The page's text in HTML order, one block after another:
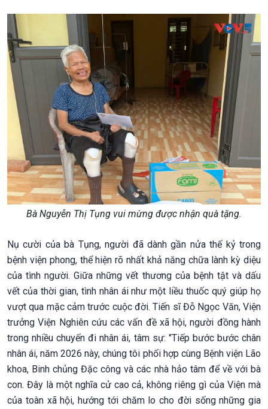
Bà Nguyễn Thị Tụng vui mừng được nhận quà tặng.
Nụ cười của bà Tụng, người đã dành gần nửa thế kỷ trong
bệnh viện phong, thể hiện rõ nhất khả năng chữa lành kỳ diệu
của tình người. Giữa những vết thương của bệnh tật và dấu
vết của thời gian, tình nhân ái như một liều thuốc quý giúp họ
vượt qua mặc cảm trước cuộc đời. Tiến sĩ Đỗ Ngọc Văn, Viện
trưởng Viện Nghiên cứu các vấn đề xã hội, người đồng hành
trong nhiều chuyến đi nhân ái, tâm sự: "Tiếp bước bước chân
nhân ái, năm 2026 này, chúng tôi phối hợp cùng Bệnh viện Lão
khoa, Binh chủng Đặc công và các nhà hảo tâm để về với bà
con. Đây là một nghĩa cử cao cả, không riêng gì của Viện mà
của toàn xã hội, hướng tới chăm lo cho đời sống những gia